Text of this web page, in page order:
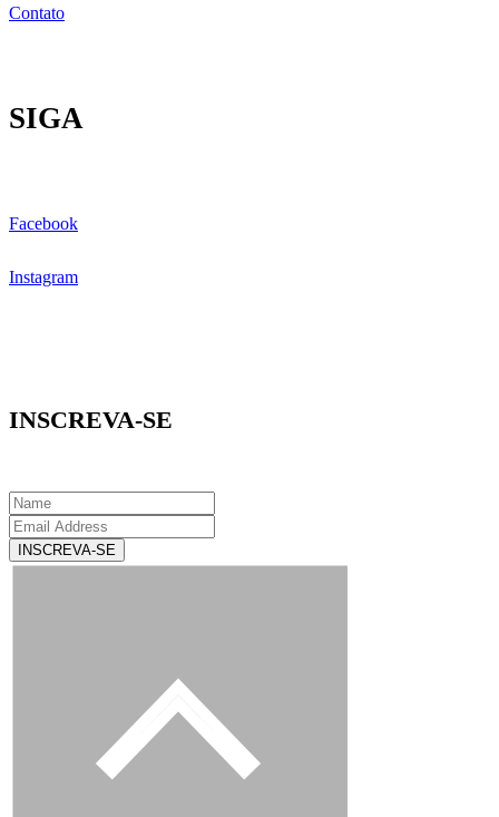
Contato
SIGA
Facebook
Instagram
INSCREVA-SE
INSCREVA-SE